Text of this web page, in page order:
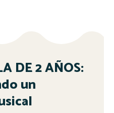
DE 2 AÑOS:
un